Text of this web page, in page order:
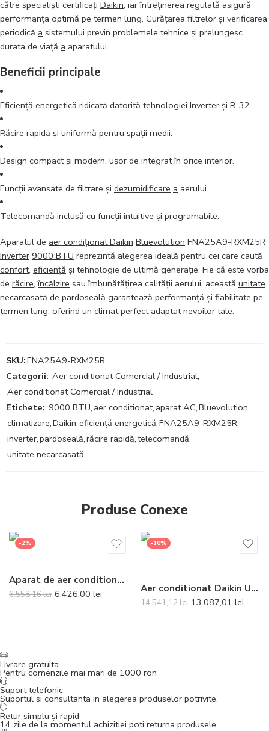
către specialiști certificați Daikin, iar întreținerea regulată asigură
performanța optimă pe termen lung. Curățarea filtrelor și verificarea
periodică a sistemului previn problemele tehnice și prelungesc
durata de viață a aparatului.
Beneficii principale
Eficiență energetică ridicată datorită tehnologiei Inverter și R-32.
Răcire rapidă și uniformă pentru spații medii.
Design compact și modern, ușor de integrat în orice interior.
Funcții avansate de filtrare și dezumidificare a aerului.
Telecomandă inclusă cu funcții intuitive și programabile.
Aparatul de aer condiționat Daikin Bluevolution FNA25A9-RXM25R
Inverter 9000 BTU reprezintă alegerea ideală pentru cei care caută
confort, eficiență și tehnologie de ultimă generație. Fie că este vorba
de răcire,încălzire sau îmbunătățirea calității aerului, această unitate
necarcasată de pardoseală garantează performanță și fiabilitate pe
termen lung, oferind un climat perfect adaptat nevoilor tale.
SKU:FNA25A9-RXM25R
Categorii: Aer conditionat Comercial / Industrial,
Aer conditionat Comercial / Industrial
Etichete: 9000 BTU, aer conditionat, aparat AC,Bluevolution,
climatizare,Daikin,eficiență energetică,FNA25A9-RXM25R,
inverter,pardoseală,răcire rapidă,telecomandă,
unitate necarcasată
Produse Conexe
-2%
Aparat de aer conditionat tip duct Gree Ultra Thin R32 GUD35P-A-T-GUD35W-NhA-T Inverter 12000 BTU
6.558,16lei 6.426,00 lei
-10%
Aer conditionat Daikin Ururu Sarara Bluevolution FTXZ50N-RXZ50N Inverter 18000 BTU Telecomanda inclusa
14.541,12lei 13.087,01 lei
Livrare gratuita
Pentru comenzile mai mari de 1000 ron
Suport telefonic
Suportul si consultanta in alegerea produselor potrivite.
Retur simplu și rapid
14 zile de la momentul achizitiei poti returna produsele.